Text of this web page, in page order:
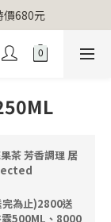
超人行李吊牌
價680元
茶 芳香調理 居
為止)2800送
500ML、8000